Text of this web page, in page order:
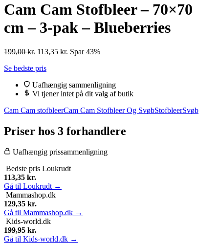
Cam Cam Stofbleer – 70×70
cm – 3-pak – Blueberries
199,00kr. Den
pris
199,00 kr..
113,35 kr. Den
113,35 kr..
Spar 43%
Se bedste pris
Uafhængig sammenligning
Vi tjener intet på dit valg af butik
Cam Cam stofbleerCam Cam Stofbleer Og SvøbStofbleerSvøb
Priser hos 3 forhandlere
Uafhængig prissammenligning
Bedste pris Loukrudt
113,35 kr.
Gå til Loukrudt →
Mammashop.dk
129,35 kr.
Gå til Mammashop.dk →
Kids-world.dk
199,95 kr.
Gå til Kids-world.dk →